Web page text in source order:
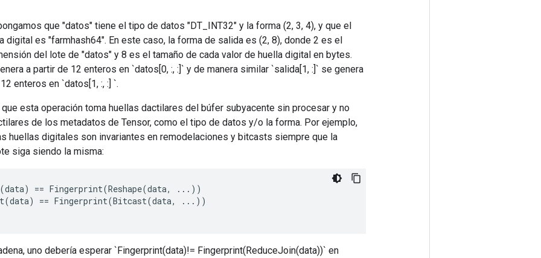
que "datos" tiene el tipo de datos "DT_INT32" y la forma (2, 3, 4), y que el
digital es "farmhash64". En este caso, la forma de salida es (2, 8), donde 2 es el
del lote de "datos" y 8 es el tamaño de cada valor de huella digital en bytes.
a partir de 12 enteros en `datos[0, :, :]` y de manera similar `salida[1, :]` se genera
enteros en `datos[1, :, :] `.
que esta operación toma huellas dactilares del búfer subyacente sin procesar y no
de los metadatos de Tensor, como el tipo de datos y/o la forma. Por ejemplo,
huellas digitales son invariantes en remodelaciones y bitcasts siempre que la
siga siendo la misma:
(data) == Fingerprint(Reshape(data,
...))
(data) == Fingerprint(Bitcast(data, ...))
uno debería esperar `Fingerprint(data)!= Fingerprint(ReduceJoin(data))` en